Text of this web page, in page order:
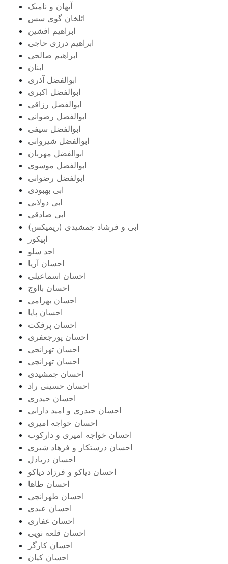
آیهان و نامیک
ائلخان گوی سس
ابراهیم افشین
ابراهیم درزی حاجی
ابراهیم صالحی
ابنان
ابوالفضل آذری
ابوالفضل اکبری
ابوالفضل رزاقی
ابوالفضل رضوانی
ابوالفضل سیفی
ابوالفضل شیروانی
ابوالفضل مهربان
ابوالفضل موسوی
ابولفضل رضوانی
ابی بهبودی
ابی دولابی
ابی صادقی
ابی و فرشاد جمشیدی (ریمیکس)
اپیکور
احد سلو
احسان آریا
احسان اسماعیلی
احسان بااوج
احسان بهرامی
احسان پایا
احسان پرفکت
احسان پورجعفری
احسان تهرانجی
احسان تهرانچی
احسان جمشیدی
احسان حسینی راد
احسان حیدری
احسان حیدری و امید دارابی
احسان خواجه امیری
احسان خواجه امیری و دارکوب
احسان درستكار و فرهاد شيرى
احسان دریادل
احسان دیاکو و فرزاد دیاکو
احسان طاها
احسان طهرانچی
احسان عبدی
احسان غفاری
احسان قلعه نویی
احسان کارگر
احسان کیان